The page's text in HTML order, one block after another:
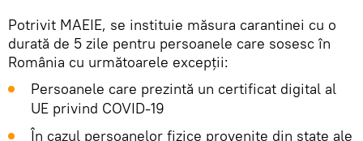
Potrivit MAEIE, se instituie măsura carantinei cu o
durată de 5 zile pentru persoanele care sosesc în
România cu următoarele excepții:
Persoanele care prezintă un certificat digital al
UE privind COVID-19
În cazul persoanelor fizice provenite din state ale